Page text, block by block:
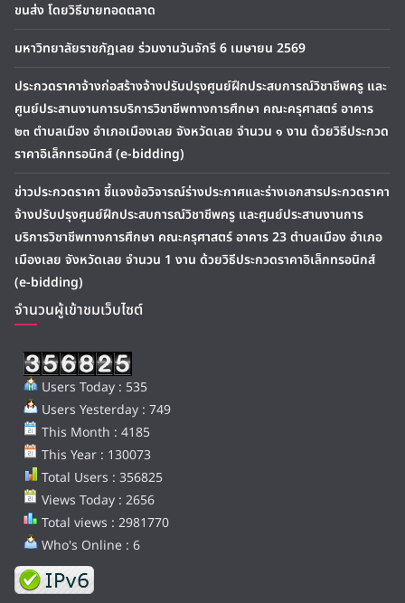
ขนส่ง โดยวิธีขายทอดตลาด
มหาวิทยาลัยราชภัฏเลย ร่วมงานวันจักรี 6 เมษายน 2569
ประกวดราคาจ้างก่อสร้างจ้างปรับปรุงศูนย์ฝึกประสบการณ์วิชาชีพครู และ
ศูนย์ประสานงานการบริการวิชาชีพทางการศึกษา คณะครุศาสตร์ อาคาร
๒๓ ตำบลเมือง อำเภอเมืองเลย จังหวัดเลย จำนวน ๑ งาน ด้วยวิธีประกวด
ราคาอิเล็กทรอนิกส์ (e-bidding)
ข่าวประกวดราคา ชี้แจงข้อวิจารณ์ร่างประกาศและร่างเอกสารประกวดราคา
จ้างปรับปรุงศูนย์ฝึกประสบการณ์วิชาชีพครู และศูนย์ประสานงานการ
บริการวิชาชีพทางการศึกษา คณะครุศาสตร์ อาคาร 23 ตำบลเมือง อำเภอ
เมืองเลย จังหวัดเลย จำนวน 1 งาน ด้วยวิธีประกวดราคาอิเล็กทรอนิกส์
(e-bidding)
จำนวนผู้เข้าชมเว็บไซต์
Users Today : 535
Users Yesterday : 749
This Month : 4185
This Year : 130073
Total Users : 356825
Views Today : 2656
Total views : 2981770
Who's Online : 6